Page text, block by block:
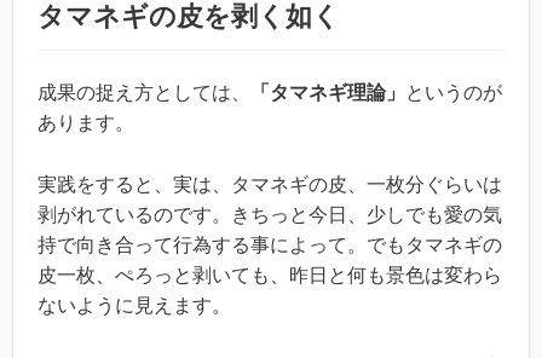
タマネギの皮を剥く如く
成果の捉え方としては、 「タマネギ理論」
というのが
あります。
実践をすると、実は、タマネギの皮、一枚分ぐらいは
剥がれているのです。きちっと今日、少しでも愛の気
持で向き合って行為する事によって。でもタマネギの
皮一枚、ぺろっと剥いても、昨日と何も景色は変わら
ないように見えます。